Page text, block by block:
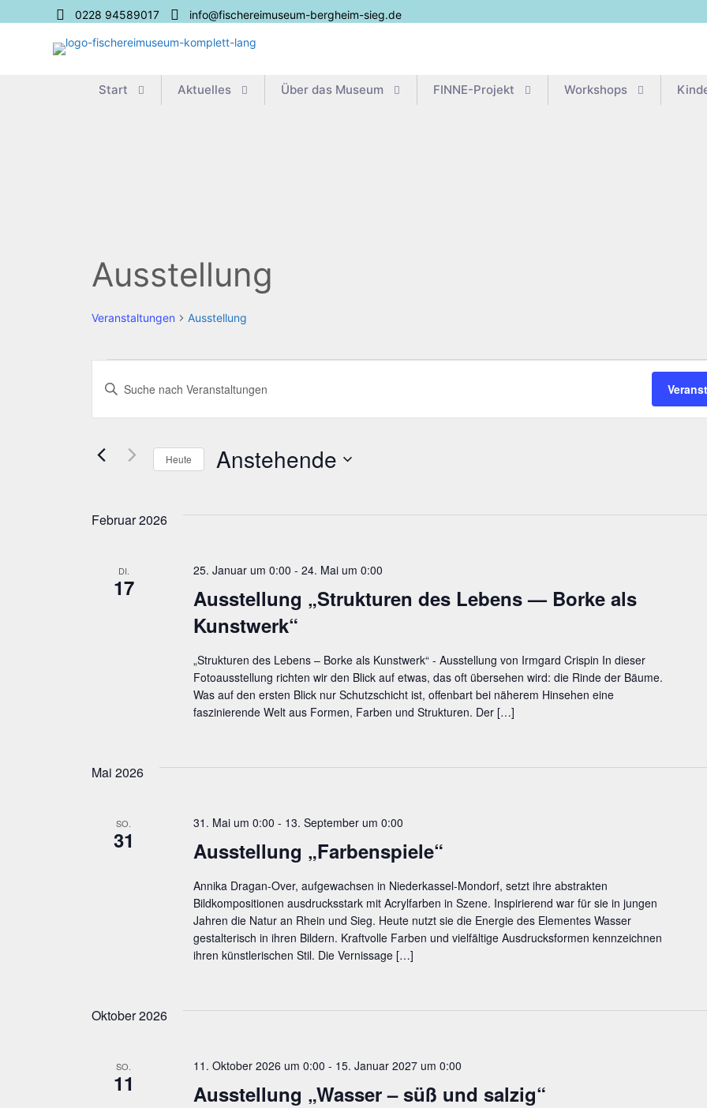
0228 94589017 info@fischereimuseum-bergheim-sieg.de
Start Aktu­el­les Über das Museum FIN­­NE-Pro­­jekt Work­shops
Ausstellung
Veranstaltungen Ausstellung
Veranstaltungen
Veranstaltungen
Suche
und
Ansichten,
Bitte
Schlüsselwort
eingeben.
nach
VeranstaltungenHeute Anstehende
Februar 2026
DI.
17
Aus­stel­lung „Struk­tu­ren des Lebens — Bor­ke als
Kunstwerk“
25. Januar um 0:00 -24. Mai um 0:00
„Strukturen des Lebens – Borke als Kunstwerk“ - Ausstellung von Irmgard Crispin In dieser
Fotoausstellung richten wir den Blick auf etwas, das oft übersehen wird: die Rinde der Bäume.
Was auf den ersten Blick nur Schutzschicht ist, offenbart bei näherem Hinsehen eine
faszinierende Welt aus Formen, Farben und Strukturen. Der […]
Mai 2026
SO.
31 Aus­stel­lung „Far­ben­spie­le“
31. Mai um 0:00 - 13. September um 0:00
Annika Dragan-Over, aufgewachsen in Niederkassel-Mondorf, setzt ihre abstrakten
Bildkompositionen ausdrucksstark mit Acrylfarben in Szene. Inspirierend war für sie in jungen
Jahren die Natur an Rhein und Sieg. Heute nutzt sie die Energie des Elementes Wasser
gestalterisch in ihren Bildern. Kraftvolle Farben und vielfältige Ausdrucksformen kennzeichnen
ihren künstlerischen Stil. Die Vernissage […]
Oktober 2026
SO.
11 Aus­stel­lung „Was­ser – süß und salzig“
11. Oktober 2026 um 0:00 - 15. Januar 2027 um 0:00